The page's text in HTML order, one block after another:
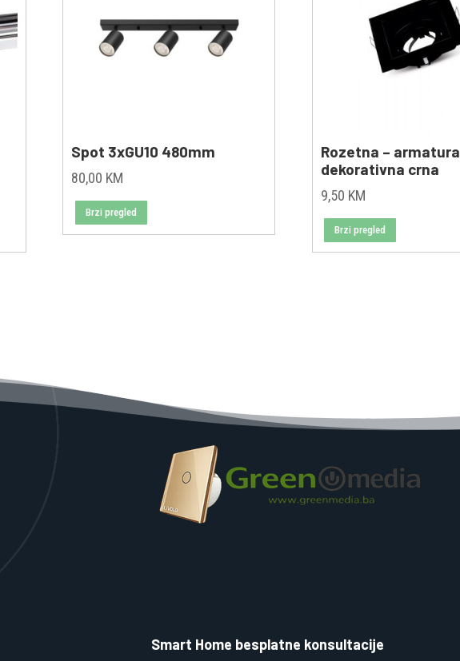
Spot 3xGU10 480mm
80,00 KM
Brzi pregled
Rozetna – armatura
dekorativna crna
9,50 KM
Brzi pregled
Smart Home besplatne konsultacije